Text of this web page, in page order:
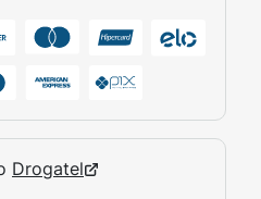
Drogatel